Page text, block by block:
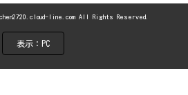
line.com All Rights Reserved.
表示：PC